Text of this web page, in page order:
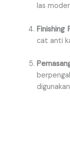
las
Finishing
cat anti